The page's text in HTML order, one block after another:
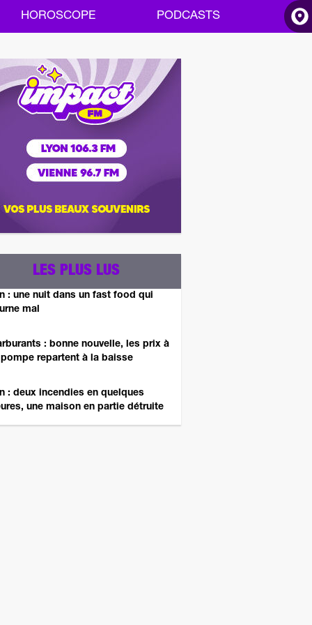
HOROSCOPE PODCASTS
LES PLUS LUS
: une nuit dans un fast food qui
mal
: bonne nouvelle, les prix à
repartent à la baisse
: deux incendies en quelques
une maison en partie détruite